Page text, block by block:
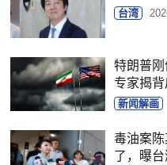
台湾
特朗普刚
专家揭
新闻解画
毒油案
了，曝